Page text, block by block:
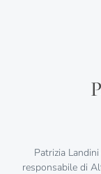
Patrizia
responsabile di